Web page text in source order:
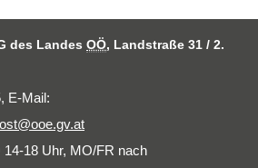
des Landes OÖ, Landstraße 31 / 2.
E-Mail:
14-18 Uhr, MO/FR nach